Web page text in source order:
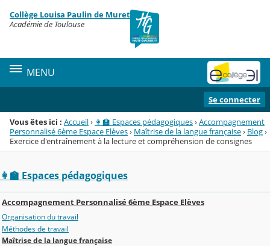
Menu de la rubrique
Contenu
Collège Louisa Paulin de Muret
Académie de Toulouse
MENU
Se connecter
Vous êtes ici : Accueil› 👩‍🏫 Espaces pédagogiques›Accompagnement
Personnalisé 6ème Espace Elèves› Maîtrise de la langue française› Blog›
Exercice d'entraînement à la lecture et compréhension de consignes
👩‍🏫 Espaces pédagogiques
Accompagnement Personnalisé 6ème Espace Elèves
Organisation du travail
Méthodes de travail
Maîtrise de la langue française